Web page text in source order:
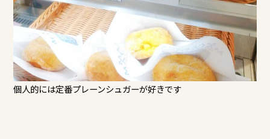
個人的には定番プレーンシュガーが好きです